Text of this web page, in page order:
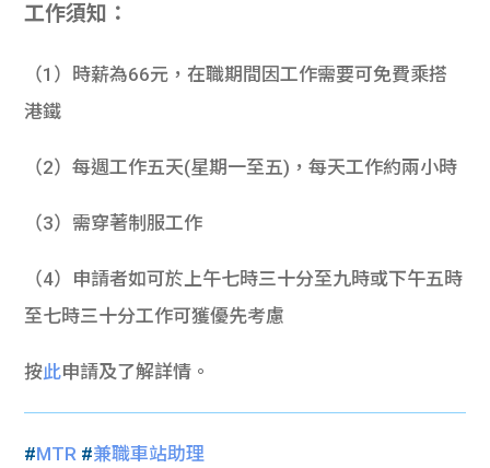
工作須知：
（1）時薪為66元，在職期間因工作需要可免費乘搭
港鐵
（2）每週工作五天(星期一至五)，每天工作約兩小時
（3）需穿著制服工作
（4）申請者如可於上午七時三十分至九時或下午五時
至七時三十分工作可獲優先考慮
按此申請及了解詳情。
#MTR #兼職車站助理